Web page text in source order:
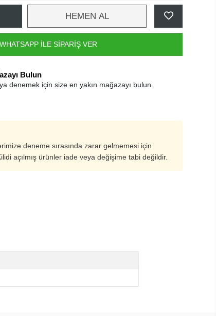
HEMEN AL
WHATSAPP İLE SİPARİŞ VER
Bulun
denemek için size en yakın mağazayı bulun.
deneme sırasında zarar gelmemesi için
açılmış ürünler iade veya değişime tabi değildir.